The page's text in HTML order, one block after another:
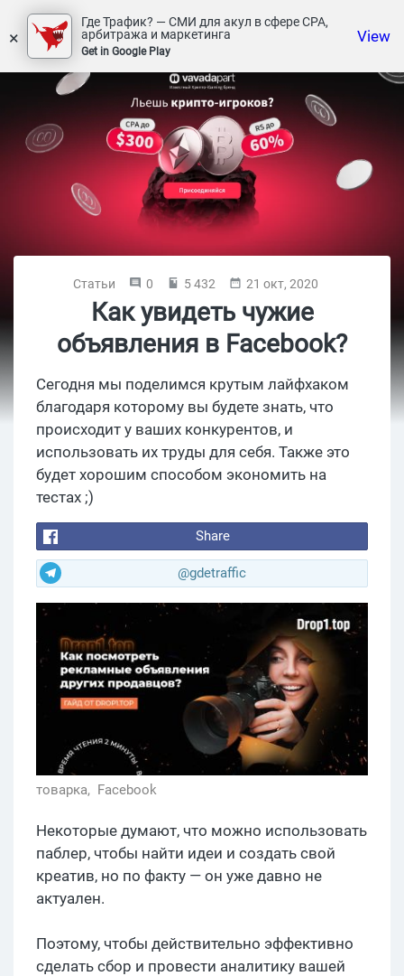
×
Где Трафик? — СМИ для акул в сфере СРА,
арбитража и маркетинга
Get in Google Play
View
Статьи 0 5 432 21 окт, 2020
Как увидеть чужие
объявления в Facebook?
Сегодня мы поделимся крутым лайфхаком
благодаря которому вы будете знать, что
происходит у ваших конкурентов, и
использовать их труды для себя. Также это
будет хорошим способом экономить на
тестах ;)
Share
@gdetraffic
товарка, Facebook
Некоторые думают, что можно использовать
паблер, чтобы найти идеи и создать свой
креатив, но по факту — он уже давно не
актуален.
Поэтому, чтобы действительно эффективно
сделать сбор и провести аналитику вашей